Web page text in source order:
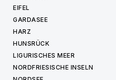
EIFEL
GARDASEE
HARZ
HUNSRÜCK
LIGURISCHES MEER
NORDFRIESISCHE INSELN